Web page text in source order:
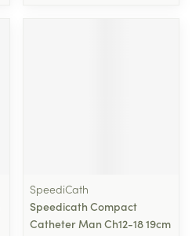
SpeediCath
Speedicath Compact
Catheter Man Ch12-18 19cm